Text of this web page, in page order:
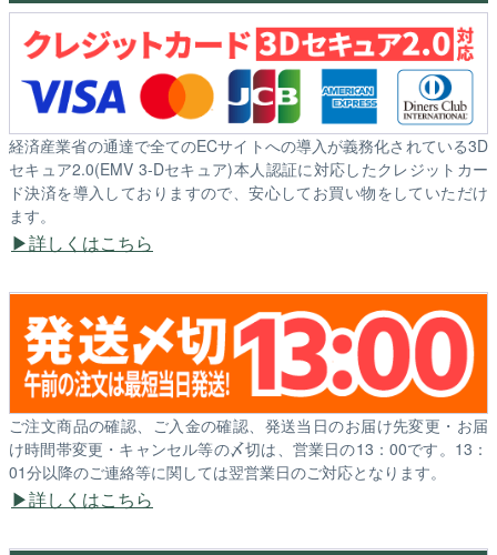
経済産業省の通達で全てのECサイトへの導入が義務化されている3D
セキュア2.0(EMV 3-Dセキュア)本人認証に対応したクレジットカー
ド決済を導入しておりますので、安心してお買い物をしていただけ
ます。
詳しくはこちら
ご注文商品の確認、ご入金の確認、発送当日のお届け先変更・お届
け時間帯変更・キャンセル等の〆切は、営業日の13：00です。13：
01分以降のご連絡等に関しては翌営業日のご対応となります。
詳しくはこちら